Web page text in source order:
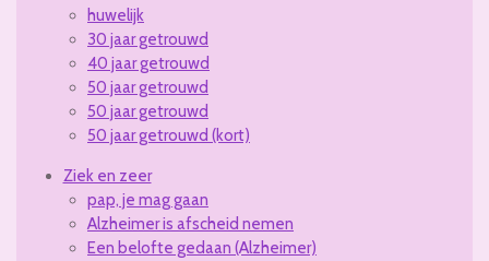
huwelijk
30 jaar getrouwd
40 jaar getrouwd
50 jaar getrouwd
50 jaar getrouwd
50 jaar getrouwd (kort)
Ziek en zeer
pap, je mag gaan
Alzheimer is afscheid nemen
Een belofte gedaan (Alzheimer)